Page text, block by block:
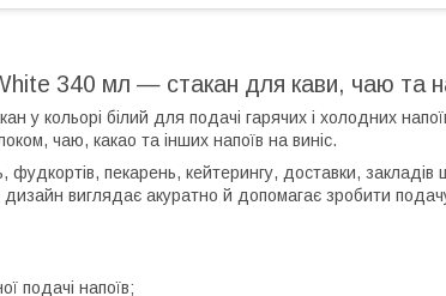
340 мл — стакан для кави, чаю та
у кольорі білий для подачі гарячих і холодних
чаю, какао та інших напоїв на виніс.
пекарень, кейтерингу, доставки, закладів
дизайн виглядає акуратно й допомагає зробити
подачі напоїв;